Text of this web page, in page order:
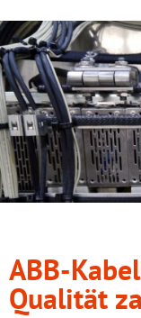
ABB-
Qualität